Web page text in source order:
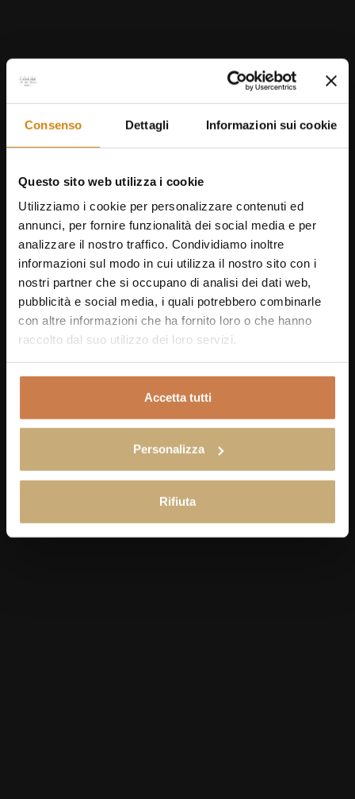
Consenso Dettagli Informazioni sui cookie
Questo sito web utilizza i cookie
Utilizziamo i cookie per personalizzare contenuti ed
annunci, per fornire funzionalità dei social media e per
analizzare il nostro traffico. Condividiamo inoltre
informazioni sul modo in cui utilizza il nostro sito con i
nostri partner che si occupano di analisi dei dati web,
pubblicità e social media, i quali potrebbero combinarle
con altre informazioni che ha fornito loro o che hanno
raccolto dal suo utilizzo dei loro servizi.
Accetta tutti
Personalizza
Rifiuta